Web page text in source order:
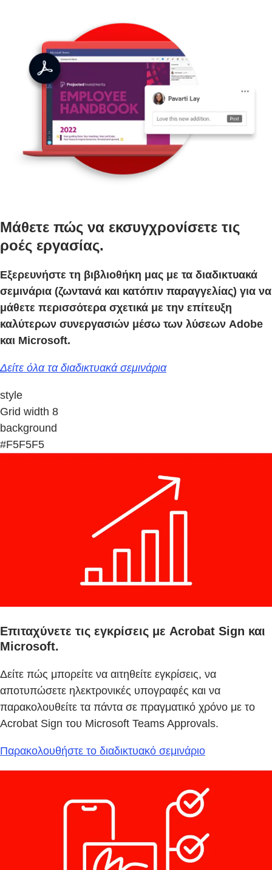
Μάθετε πώς να εκσυγχρονίσετε τις
ροές εργασίας.
Εξερευνήστε τη βιβλιοθήκη μας με τα διαδικτυακά
σεμινάρια (ζωντανά και κατόπιν παραγγελίας) για να
μάθετε περισσότερα σχετικά με την επίτευξη
καλύτερων συνεργασιών μέσω των λύσεων Adobe
και Microsoft.
Δείτε όλα τα διαδικτυακά σεμινάρια
style
Grid width 8
background
#F5F5F5
Επιταχύνετε τις εγκρίσεις με Acrobat Sign και
Microsoft.
Δείτε πώς μπορείτε να αιτηθείτε εγκρίσεις, να
αποτυπώσετε ηλεκτρονικές υπογραφές και να
παρακολουθείτε τα πάντα σε πραγματικό χρόνο με το
Acrobat Sign του Microsoft Teams Approvals.
Παρακολουθήστε το διαδικτυακό σεμινάριο